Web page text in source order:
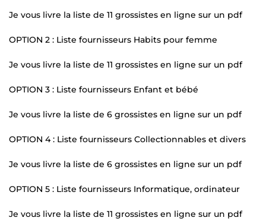
Je vous livre la liste de 11 grossistes en ligne sur un pdf
OPTION 2 : Liste fournisseurs Habits pour femme
Je vous livre la liste de 11 grossistes en ligne sur un pdf
OPTION 3 : Liste fournisseurs Enfant et bébé
Je vous livre la liste de 6 grossistes en ligne sur un pdf
OPTION 4 : Liste fournisseurs Collectionnables et divers
Je vous livre la liste de 6 grossistes en ligne sur un pdf
OPTION 5 : Liste fournisseurs Informatique, ordinateur
Je vous livre la liste de 11 grossistes en ligne sur un pdf